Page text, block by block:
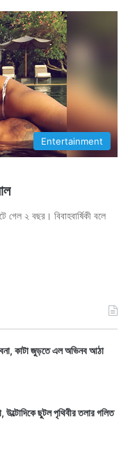
Entertainment
২ বছর। বিবাহবার্ষিকী বলে
কাটা জুড়তে এল অভিনব আঠা
উল্টোদিকে ছুটল পৃথিবীর তলার গলিত